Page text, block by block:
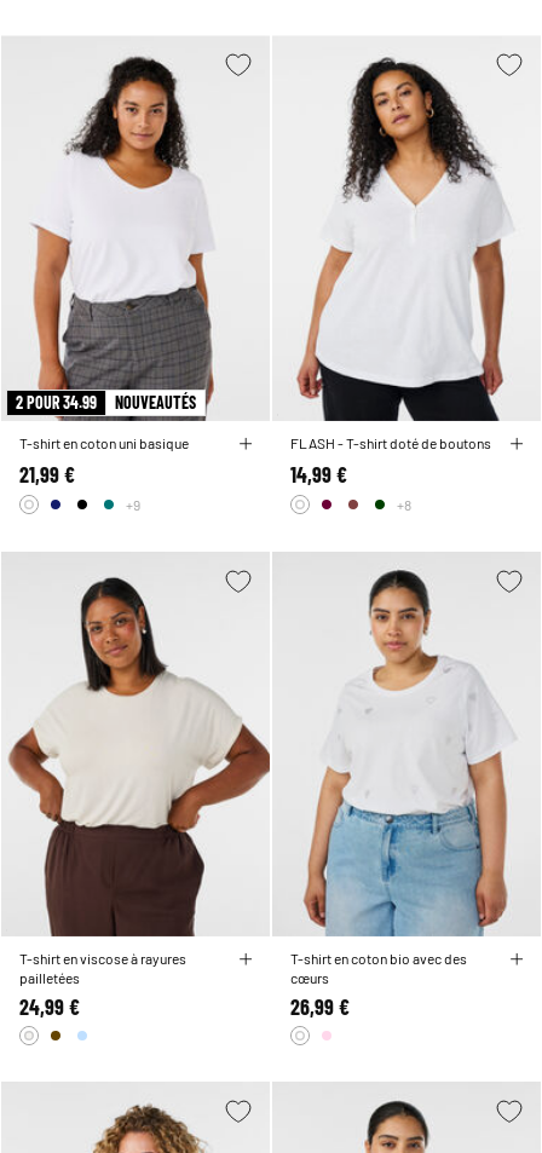
2 POUR 34.99 NOUVEAUTÉS
T-shirt en coton uni basique
21,99 €
+9
FLASH - T-shirt doté de boutons
14,99 €
+8
T-shirt en viscose à rayures
pailletées
24,99 €
T-shirt en coton bio avec des
cœurs
26,99 €